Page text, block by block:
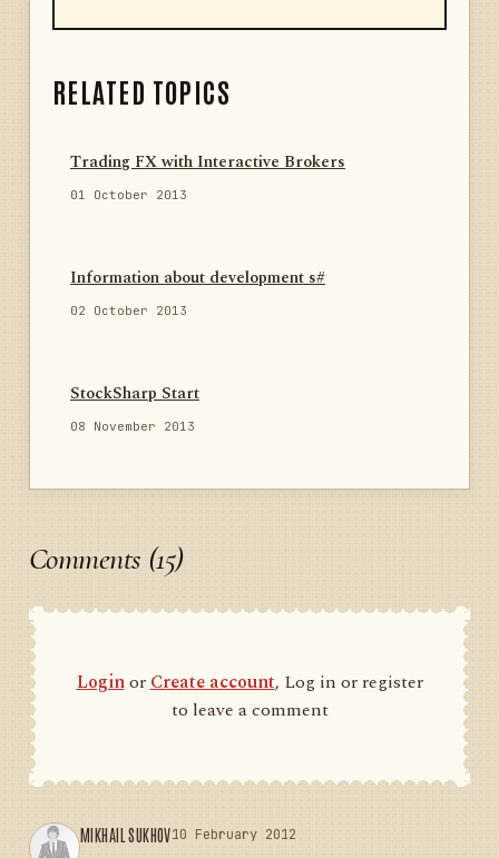
RELATED TOPICS
Trading FX with Interactive Brokers
01 October 2013
Information about development s#
02 October 2013
StockSharp Start
08 November 2013
Comments (15)
LoginorCreate account, Log in or register
to leave a comment
MIKHAIL SUKHOV10 February 2012